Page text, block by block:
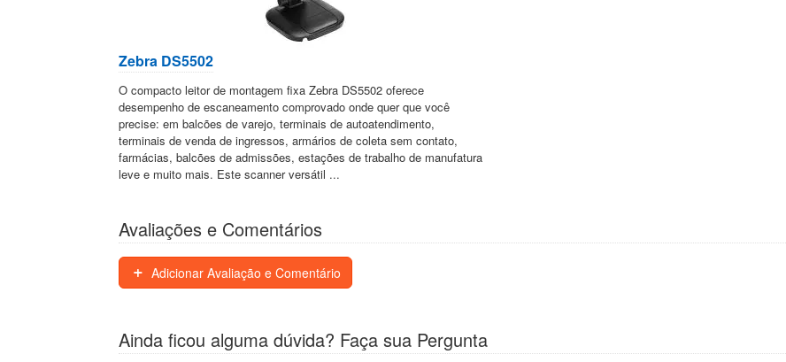
Zebra DS5502
O compacto leitor de montagem fixa Zebra DS5502 oferece
desempenho de escaneamento comprovado onde quer que você
precise: em balcões de varejo, terminais de autoatendimento,
terminais de venda de ingressos, armários de coleta sem contato,
farmácias, balcões de admissões, estações de trabalho de manufatura
leve e muito mais. Este scanner versátil ...
Avaliações e Comentários
Adicionar Avaliação e Comentário
Ainda ficou alguma dúvida? Faça sua Pergunta